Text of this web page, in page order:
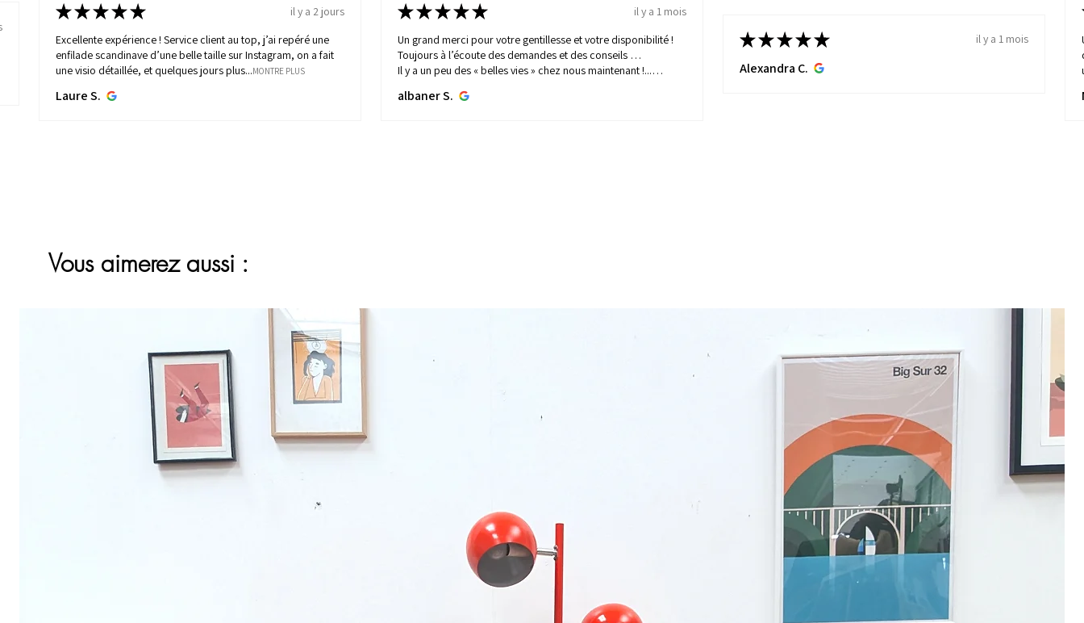
★★★★★
il y a 2 jours
Excellente expérience ! Service client au top, j’ai repéré une
enfilade scandinave d’une belle taille sur Instagram, on a fait
une visio détaillée, et quelques jours plus...MONTRE PLUS
Laure S.
★★★★★
il y a 1 mois
Un grand merci pour votre gentillesse et votre disponibilité !
Toujours à l’écoute des demandes et des conseils …
Il y a un peu des « belles vies » chez nous maintenant !...
albaner S.
★★★★★ il y a 1 mois
Alexandra C.
Vous aimerez aussi :